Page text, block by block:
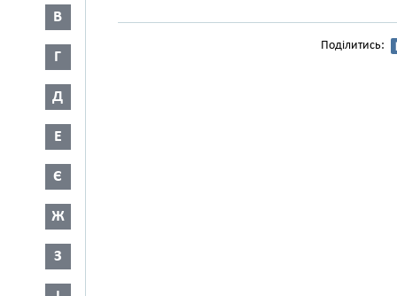
В
Г
Д
Е
Є
Ж
З
Поділитись: